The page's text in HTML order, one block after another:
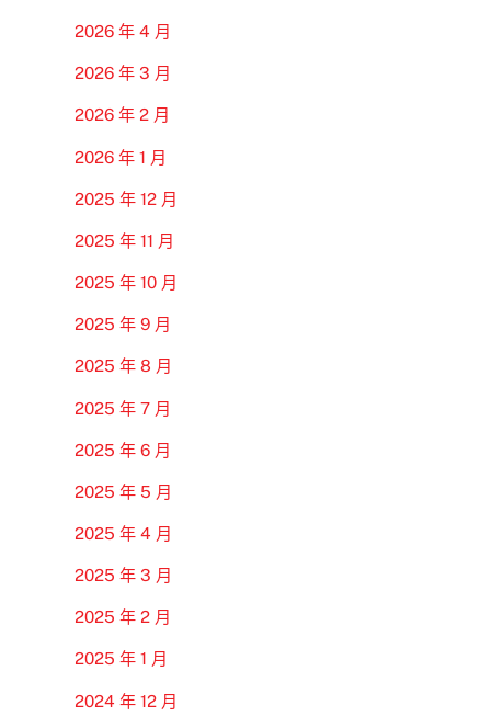
2026 年 4 月
2026 年 3 月
2026 年 2 月
2026 年 1 月
2025 年 12 月
2025 年 11 月
2025 年 10 月
2025 年 9 月
2025 年 8 月
2025 年 7 月
2025 年 6 月
2025 年 5 月
2025 年 4 月
2025 年 3 月
2025 年 2 月
2025 年 1 月
2024 年 12 月